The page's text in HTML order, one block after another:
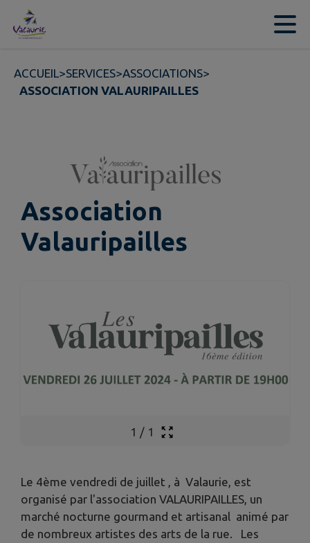
Contenu
ACCUEIL>SERVICES>ASSOCIATIONS>
ASSOCIATION VALAURIPAILLES
Association
Valauripailles
1 / 1
Le 4ème vendredi de juillet , à Valaurie, est
organisé par l'association VALAURIPAILLES, un
marché nocturne gourmand et artisanal animé par
de nombreux artistes des arts de la rue. Les